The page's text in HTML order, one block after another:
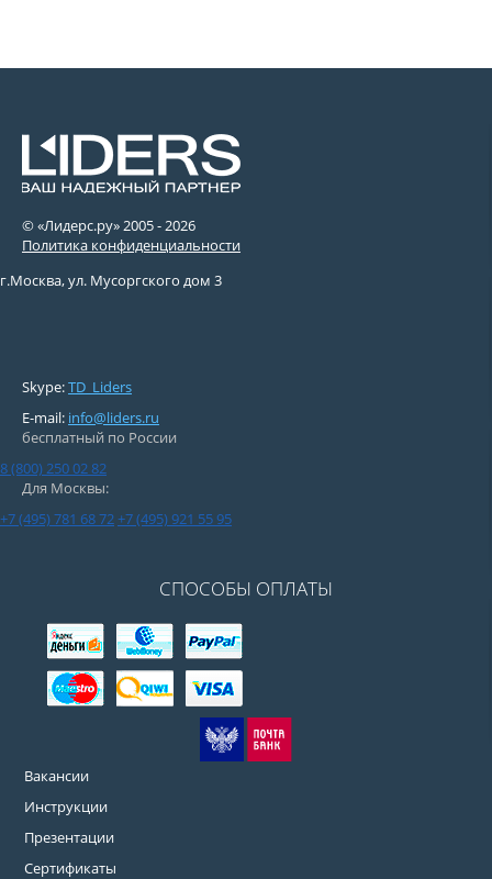
© «Лидерс.ру» 2005 -2026
Политика конфиденциальности
г.Москва, ул. Мусоргского дом 3
Skype:TD_Liders
E-mail: info@liders.ru
бесплатный по России
8 (800) 250 02 82
Для Москвы:
+7 (495) 781 68 72+7 (495) 921 55 95
СПОСОБЫ ОПЛАТЫ
Вакансии
Инструкции
Презентации
Сертификаты